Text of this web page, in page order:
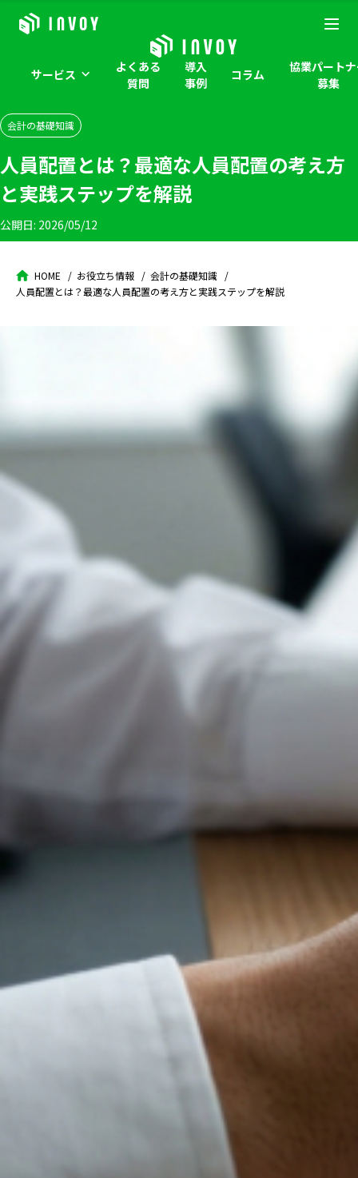
サービス
よくある
質問
導入
事例
コラム
協業パート
募集
会計の基礎知識
人員配置とは？最適な人員配置の考え方
と実践ステップを解説
公開日: 2026/05/12
HOME お役立ち情報
会計の基礎知識
人員配置とは？最適な人員配置の考え方と実践ステップを解説